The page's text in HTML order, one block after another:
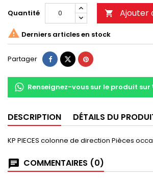
Quantité  Ajouter
 Derniers articles en stock
Partager
Renseignez-vous sur le produit sur
DESCRIPTION DÉTAILS DU
KP PIECES colonne de direction Pièces
COMMENTAIRES (0)